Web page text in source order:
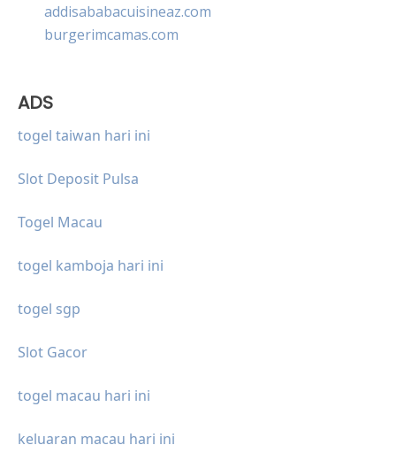
addisababacuisineaz.com
burgerimcamas.com
ADS
togel taiwan hari ini
Slot Deposit Pulsa
Togel Macau
togel kamboja hari ini
togel sgp
Slot Gacor
togel macau hari ini
keluaran macau hari ini